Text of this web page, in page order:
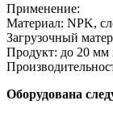
Применение:
Материал: NPK,
Загрузочный
Продукт: до 20 мм
Оборудована